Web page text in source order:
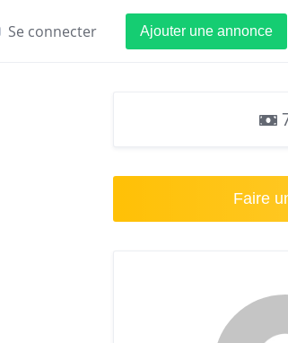
Se connecter Ajouter une annonce
Faire